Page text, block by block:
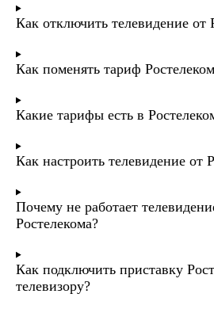
Как отключить телевидение от
Как поменять тариф
Какие тарифы есть в
Как настроить телевидение от
Почему не работает
Ростелекома?
Как подключить приставку
телевизору?